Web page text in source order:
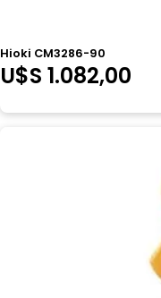
Hioki CM3286-90
U$S 1.082,00